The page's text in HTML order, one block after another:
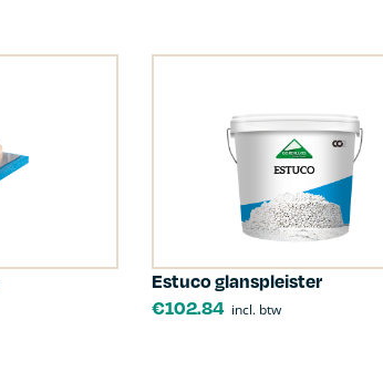
Estuco glanspleister
€102.84 incl. btw